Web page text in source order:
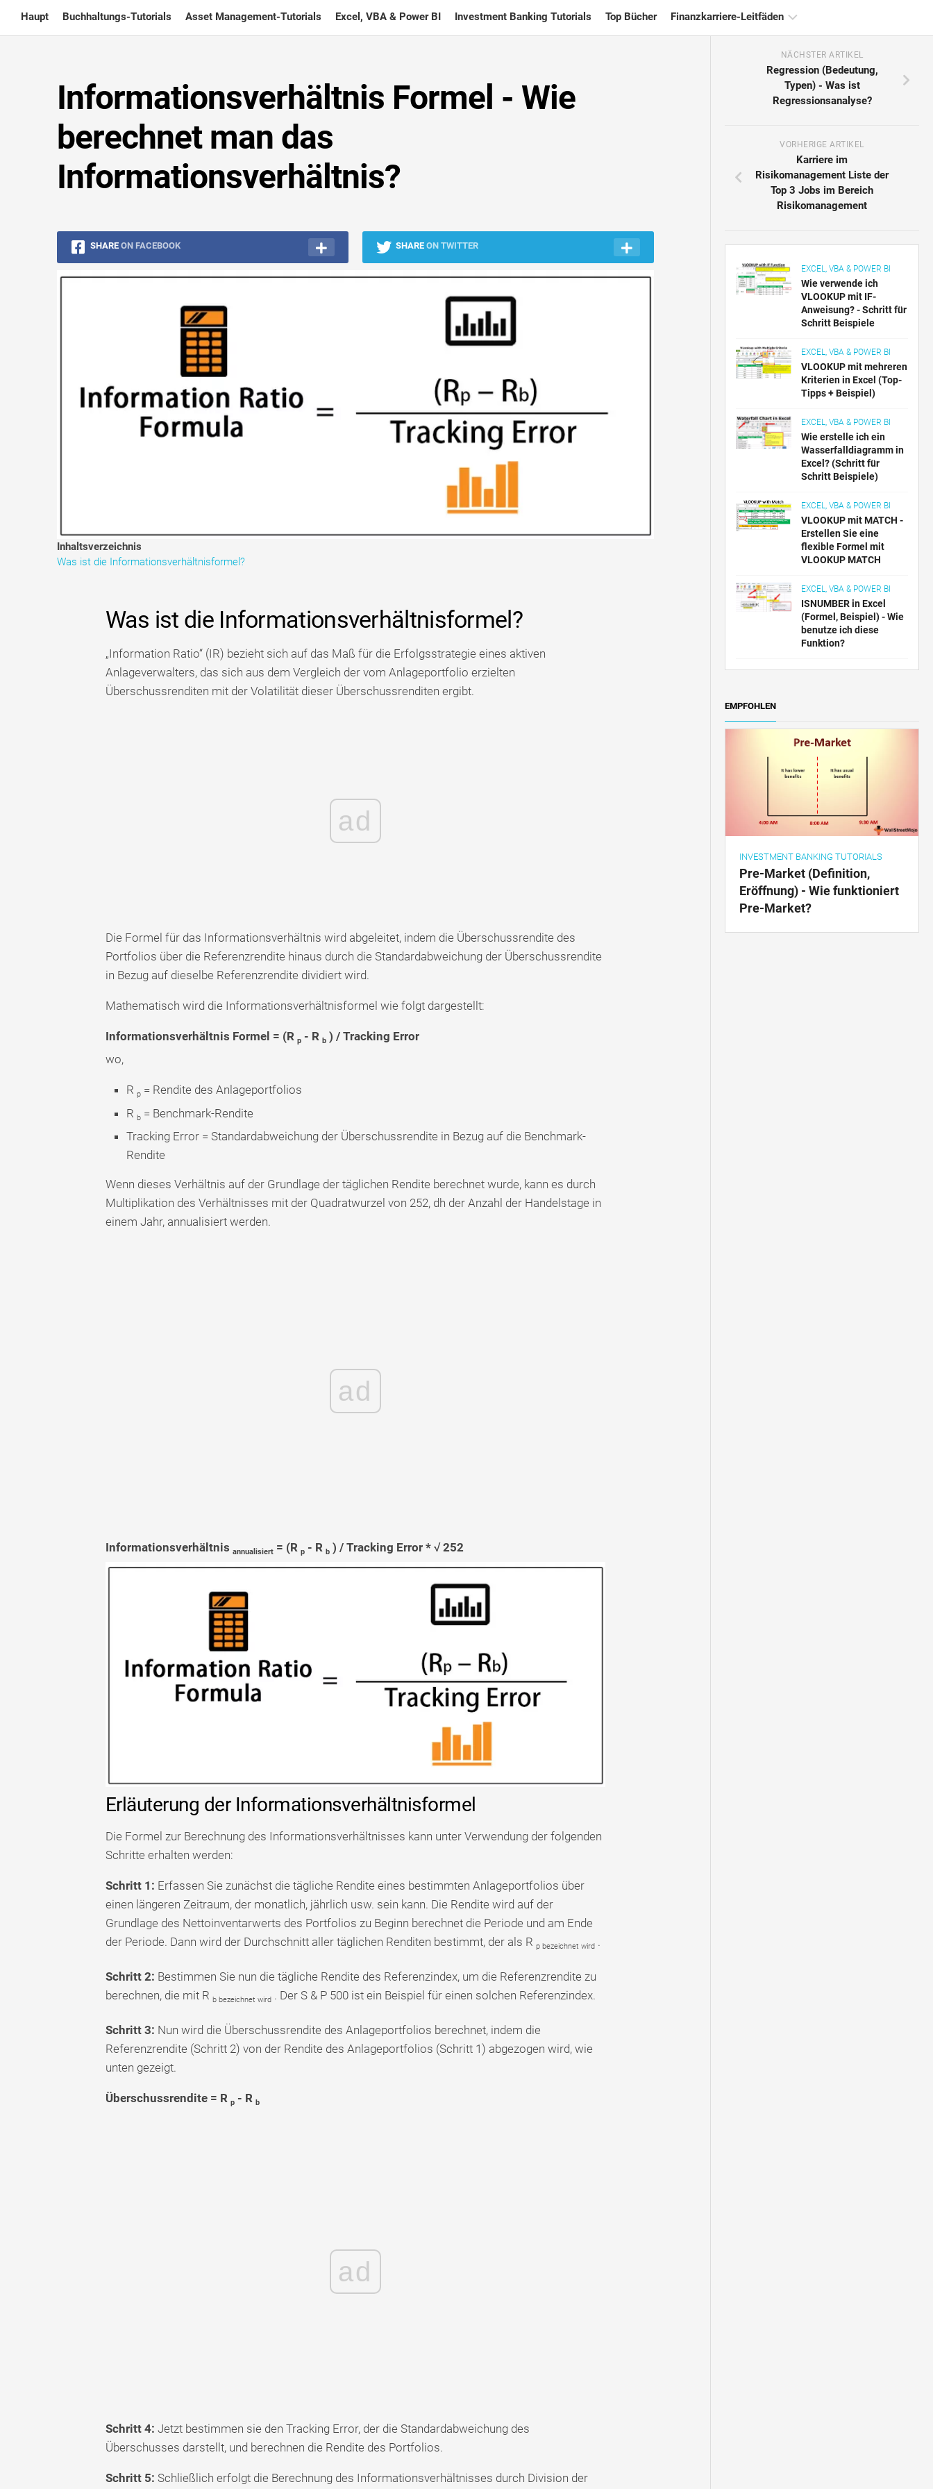
content
Haupt Buchhaltungs-Tutorials Asset Management-Tutorials Excel, VBA & Power BI Investment Banking Tutorials Top Bücher Finanzkarriere-Leitfäden
Finanzzertifizierung
Informationsverhältnis Formel - Wie
berechnet man das
Informationsverhältnis?
SHARE ON FACEBOOK SHARE ON TWITTER
Inhaltsverzeichnis
Was ist die Informationsverhältnisformel?
Was ist die Informationsverhältnisformel?
„Information Ratio“ (IR) bezieht sich auf das Maß für die Erfolgsstrategie eines aktiven
Anlageverwalters, das sich aus dem Vergleich der vom Anlageportfolio erzielten
Überschussrenditen mit der Volatilität dieser Überschussrenditen ergibt.
ad
Die Formel für das Informationsverhältnis wird abgeleitet, indem die Überschussrendite des
Portfolios über die Referenzrendite hinaus durch die Standardabweichung der Überschussrendite
in Bezug auf dieselbe Referenzrendite dividiert wird.
Mathematisch wird die Informationsverhältnisformel wie folgt dargestellt:
Informationsverhältnis Formel = (R p- R b) / Tracking Error
wo,
R p= Rendite des Anlageportfolios
R b = Benchmark-Rendite
Tracking Error = Standardabweichung der Überschussrendite in Bezug auf die Benchmark-
Rendite
Wenn dieses Verhältnis auf der Grundlage der täglichen Rendite berechnet wurde, kann es durch
Multiplikation des Verhältnisses mit der Quadratwurzel von 252, dh der Anzahl der Handelstage in
einem Jahr, annualisiert werden.
ad
Informationsverhältnis annualisiert= (R p- R b) / Tracking Error * √ 252
Erläuterung der Informationsverhältnisformel
Die Formel zur Berechnung des Informationsverhältnisses kann unter Verwendung der folgenden
Schritte erhalten werden:
Schritt 1: Erfassen Sie zunächst die tägliche Rendite eines bestimmten Anlageportfolios über
einen längeren Zeitraum, der monatlich, jährlich usw. sein kann. Die Rendite wird auf der
Grundlage des Nettoinventarwerts des Portfolios zu Beginn berechnet die Periode und am Ende
der Periode. Dann wird der Durchschnitt aller täglichen Renditen bestimmt, der als R p bezeichnet wird.
Schritt 2: Bestimmen Sie nun die tägliche Rendite des Referenzindex, um die Referenzrendite zu
berechnen, die mit R b bezeichnet wird. Der S & P 500 ist ein Beispiel für einen solchen Referenzindex.
Schritt 3: Nun wird die Überschussrendite des Anlageportfolios berechnet, indem die
Referenzrendite (Schritt 2) von der Rendite des Anlageportfolios (Schritt 1) ​​abgezogen wird, wie
unten gezeigt.
Überschussrendite = R p- R b
ad
Schritt 4: Jetzt bestimmen sie den Tracking Error, der die Standardabweichung des
Überschusses darstellt, und berechnen die Rendite des Portfolios.
Schritt 5: Schließlich erfolgt die Berechnung des Informationsverhältnisses durch Division der
NÄCHSTER ARTIKEL
Regression (Bedeutung,
Typen) - Was ist
Regressionsanalyse?
VORHERIGE ARTIKEL
Karriere im
Risikomanagement Liste der
Top 3 Jobs im Bereich
Risikomanagement
EXCEL, VBA & POWER BI
Wie verwende ich
VLOOKUP mit IF-
Anweisung? - Schritt für
Schritt Beispiele
EXCEL, VBA & POWER BI
VLOOKUP mit mehreren
Kriterien in Excel (Top-
Tipps + Beispiel)
EXCEL, VBA & POWER BI
Wie erstelle ich ein
Wasserfalldiagramm in
Excel? (Schritt für
Schritt Beispiele)
EXCEL, VBA & POWER BI
VLOOKUP mit MATCH -
Erstellen Sie eine
flexible Formel mit
VLOOKUP MATCH
EXCEL, VBA & POWER BI
ISNUMBER in Excel
(Formel, Beispiel) - Wie
benutze ich diese
Funktion?
EMPFOHLEN
INVESTMENT BANKING TUTORIALS
Pre-Market (Definition,
Eröffnung) - Wie funktioniert
Pre-Market?